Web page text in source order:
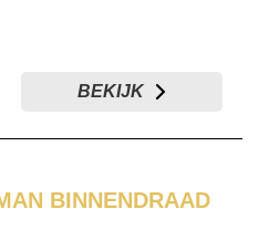
BEKIJK
BINNENDRAAD